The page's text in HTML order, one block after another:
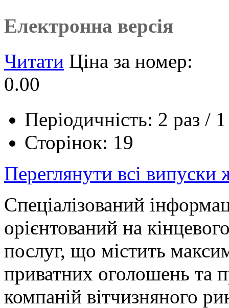
Електронна версія
Читати Ціна за номер:
0.00
Періодичність: 2 раз /
Сторінок: 19
Переглянути всі випуски
Спеціалізований
орієнтований на
послуг, що містить
приватних оголошень та
компаній вітчизняного